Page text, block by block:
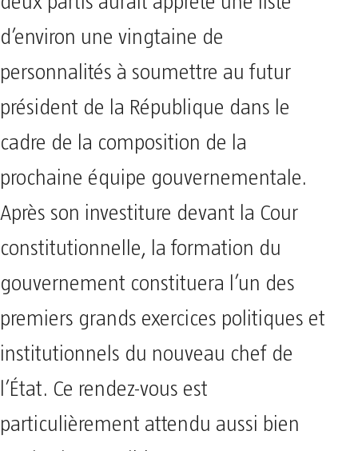
d’environ une vingtaine de
personnalités à soumettre au futur
président de la République dans le
cadre de la composition de la
prochaine équipe gouvernementale.
Après son investiture devant la Cour
constitutionnelle, la formation du
gouvernement constituera l’un des
premiers grands exercices politiques et
institutionnels du nouveau chef de
l’État. Ce rendez-vous est
particulièrement attendu aussi bien